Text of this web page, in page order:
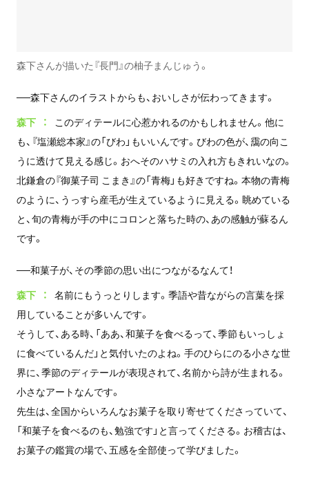
森下さんが描いた『長門』の柚子まんじゅう。
──森下さんのイラストからも、おいしさが伝わってきます。
森下
このディテールに心惹かれるのかもしれません。他に
も、『塩瀬総本家』の「びわ」もいいんです。びわの色が、靄の向こ
うに透けて見える感じ。おへそのハサミの入れ方もきれいなの。
北鎌倉の『御菓子司 こまき』の「青梅」も好きですね。本物の青梅
のように、うっすら産毛が生えているように見える。眺めている
と、旬の青梅が手の中にコロンと落ちた時の、あの感触が蘇るん
です。
──和菓子が、その季節の思い出につながるなんて！
森下
名前にもうっとりします。季語や昔ながらの言葉を採
用していることが多いんです。
そうして、ある時、「ああ、和菓子を食べるって、季節もいっしょ
に食べているんだ」と気付いたのよね。手のひらにのる小さな世
界に、季節のディテールが表現されて、名前から詩が生まれる。
小さなアートなんです。
先生は、全国からいろんなお菓子を取り寄せてくださっていて、
「和菓子を食べるのも、勉強です」と言ってくださる。お稽古は、
お菓子の鑑賞の場で、五感を全部使って学びました。